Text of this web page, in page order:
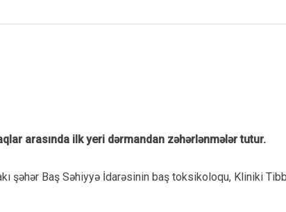
arasında ilk yeri dərmandan zəhərlənmələr tutur.
şəhər Baş Səhiyyə İdarəsinin baş toksikoloqu, Kliniki